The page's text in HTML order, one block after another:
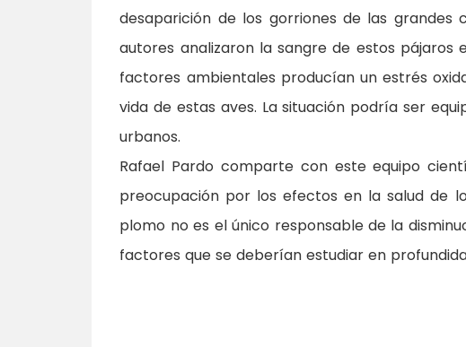
desaparición de los gorriones de las grandes
autores analizaron la sangre de estos pájaros
factores ambientales producían un estrés
vida de estas aves. La situación podría ser
urbanos.
Rafael Pardo comparte con este equipo
preocupación por los efectos en la salud de
plomo no es el único responsable de la
factores que se deberían estudiar en